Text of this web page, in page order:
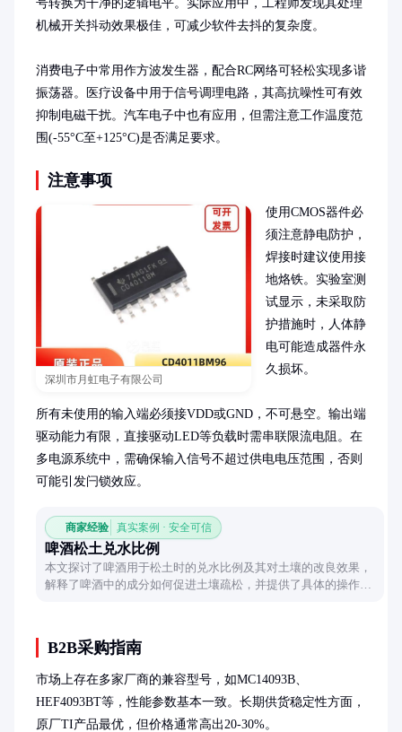
号转换为干净的逻辑电平。实际应用中，工程师发现其处理
机械开关抖动效果极佳，可减少软件去抖的复杂度。
消费电子中常用作方波发生器，配合RC网络可轻松实现多谐
振荡器。医疗设备中用于信号调理电路，其高抗噪性可有效
抑制电磁干扰。汽车电子中也有应用，但需注意工作温度范
围(-55°C至+125°C)是否满足要求。
注意事项
深圳市月虹电子有限公司
使用CMOS器件必
须注意静电防护，
焊接时建议使用接
地烙铁。实验室测
试显示，未采取防
护措施时，人体静
电可能造成器件永
久损坏。
所有未使用的输入端必须接VDD或GND，不可悬空。输出端
驱动能力有限，直接驱动LED等负载时需串联限流电阻。在
多电源系统中，需确保输入信号不超过供电电压范围，否则
可能引发闩锁效应。
商家经验 真实案例 · 安全可信
啤酒松土兑水比例
本文探讨了啤酒用于松土时的兑水比例及其对土壤的改良效果，
解释了啤酒中的成分如何促进土壤疏松，并提供了具体的操作建
B2B采购指南
市场上存在多家厂商的兼容型号，如MC14093B、
HEF4093BT等，性能参数基本一致。长期供货稳定性方面，
原厂TI产品最优，但价格通常高出20-30%。